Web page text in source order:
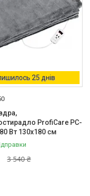
25 днів
ProfiCare PC-
Вт 130х180 см
3 540 ₴